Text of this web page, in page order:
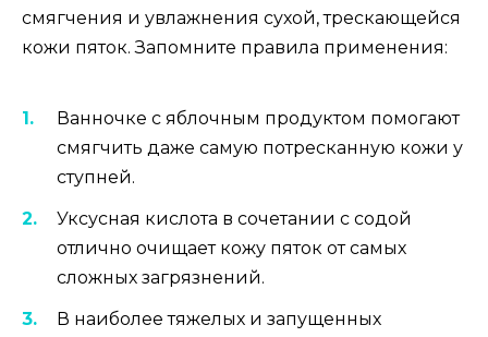
смягчения и увлажнения сухой, трескающейся
кожи пяток. Запомните правила применения:
Ванночке с яблочным продуктом помогают
смягчить даже самую потресканную кожи у
ступней.
Уксусная кислота в сочетании с содой
отлично очищает кожу пяток от самых
сложных загрязнений.
В наиболее тяжелых и запущенных